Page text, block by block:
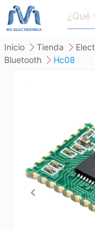
inicio tienda
bluetooth
hc08